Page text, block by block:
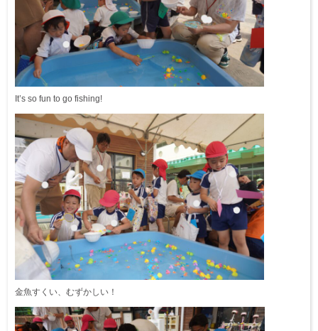
It’s so fun to go fishing!
金魚すくい、むずかしい！